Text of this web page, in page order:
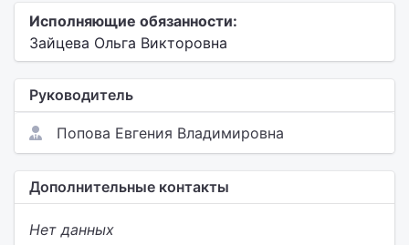
Исполняющие обязанности:
Зайцева Ольга Викторовна
Руководитель
Попова Евгения Владимировна
Дополнительные контакты
Нет данных